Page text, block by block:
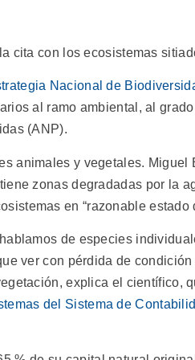
cita con los ecosistemas
Nacional de
al ramo ambiental, al
(ANP).
animales y vegetales. Miguel
zonas degradadas por la
en “razonable estado
de especies
ver con pérdida de
explica el científico,
del Sistema de